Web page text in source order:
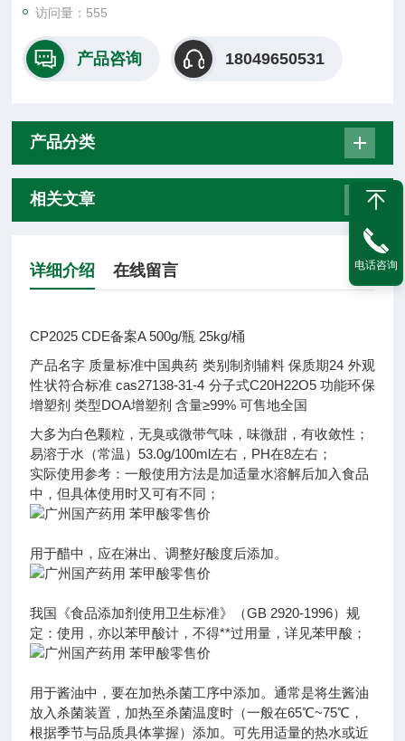
访问量：555
产品咨询 18049650531
产品分类
相关文章
详细介绍 在线留言
CP2025 CDE备案A 500g/瓶 25kg/桶
产品名字 质量标准中国典药 类别制剂辅料 保质期24 外观
性状符合标准 cas27138-31-4 分子式C20H22O5 功能环保
增塑剂 类型DOA增塑剂 含量≥99% 可售地全国
大多为白色颗粒，无臭或微带气味，味微甜，有收敛性；
易溶于水（常温）53.0g/100ml左右，PH在8左右；
实际使用参考：一般使用方法是加适量水溶解后加入食品
中，但具体使用时又可有不同；
用于醋中，应在淋出、调整好酸度后添加。
我国《食品添加剂使用卫生标准》（GB 2920-1996）规
定：使用，亦以苯甲酸计，不得**过用量，详见苯甲酸；
用于酱油中，要在加热杀菌工序中添加。通常是将生酱油
放入杀菌装置，加热至杀菌温度时（一般在65℃~75℃，
根据季节与品质具体掌握）添加。可先用适量的热水或近
电话咨询